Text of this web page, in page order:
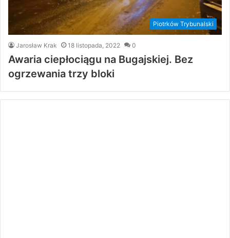
Piotrków Trybunalski
Jarosław Krak 18 listopada, 2022 0
Awaria ciepłociągu na Bugajskiej. Bez
ogrzewania trzy bloki